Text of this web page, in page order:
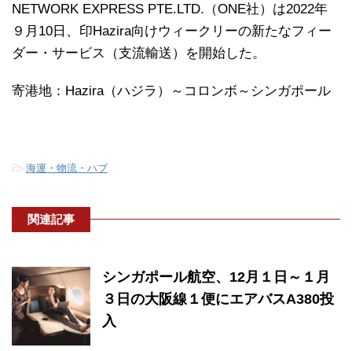
NETWORK EXPRESS PTE.LTD.（ONE社）は2022年
９月10日、印Hazira向けウィークリーの新たなフィー
ダー・サービス（支流輸送）を開始した。
寄港地：Hazira（ハジラ）～コロンボ～シンガポール
-海運・物流・ハブ
関連記事
シンガポール航空、12月１日～１月
３日の大阪線１便にエアバスA380投
入